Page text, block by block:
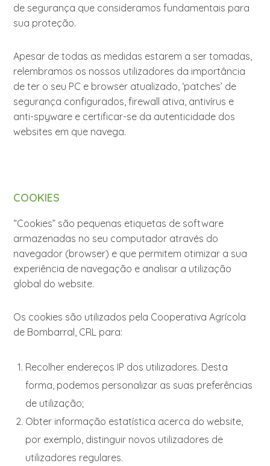
de segurança que consideramos fundamentais para
sua proteção.
Apesar de todas as medidas estarem a ser tomadas,
relembramos os nossos utilizadores da importância
de ter o seu PC e browser atualizado, ‘patches’ de
segurança configurados, firewall ativa, antivírus e
anti-spyware e certificar-se da autenticidade dos
websites em que navega.
COOKIES
“Cookies” são pequenas etiquetas de software
armazenadas no seu computador através do
navegador (browser) e que permitem otimizar a sua
experiência de navegação e analisar a utilização
global do website.
Os cookies são utilizados pela Cooperativa Agrícola
de Bombarral, CRL para:
Recolher endereços IP dos utilizadores. Desta
forma, podemos personalizar as suas preferências
de utilização;
Obter informação estatística acerca do website,
por exemplo, distinguir novos utilizadores de
utilizadores regulares.